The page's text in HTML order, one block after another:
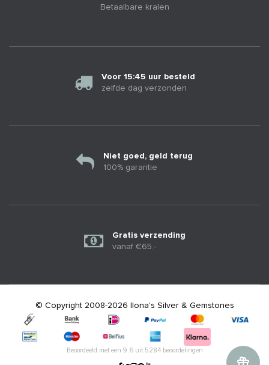
Betaalbare kralen
Voor 15:45 uur besteld
zelfde dag verzonden
Niet goed, geld terug
100% garantie
Gratis verzending
vanaf €65.-
© Copyright 2008-2026 Ilona's Silver & Gemstones
Beoordeeld met een 9.6uit 5284beoordelingen